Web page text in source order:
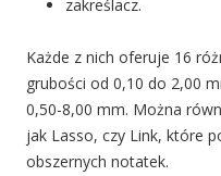
zakreślacz.
Każde z nich oferuje 16
grubości od 0,10 do 2,00
0,50-8,00 mm. Można
jak Lasso, czy Link, które
obszernych notatek.